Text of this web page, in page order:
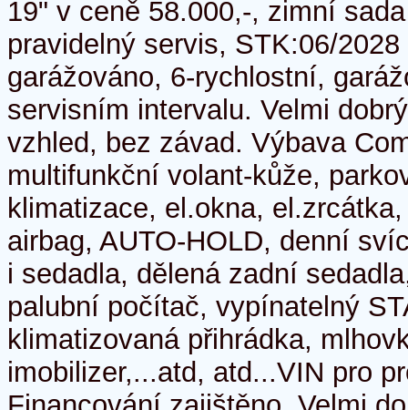
19" v ceně 58.000,-, zimní
pravidelný servis, STK:06/
garážováno, 6-rychlostní,
servisním intervalu. Velmi
vzhled, bez závad. Výbava
multifunkční volant-kůže,
klimatizace, el.okna,
airbag, AUTO-HOLD, denní
i sedadla, dělená zadní
palubní počítač, vypínatelný
klimatizovaná přihrádka,
imobilizer,...atd, atd...VIN pro